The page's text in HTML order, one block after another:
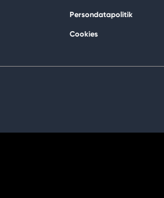
Persondatapolitik
Cookies